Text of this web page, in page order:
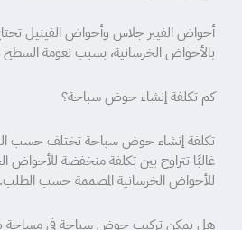
أحواض الفيبر جلاس وأحواض الفينيل
بالأحواض الخرسانية، بسبب نعومة
كم تكلفة إنشاء حوض سباحة؟
تكلفة إنشاء حوض سباحة تختلف حسب
غالبًا تتراوح بين تكلفة منخفضة للأحواض
للأحواض الخرسانية المصممة حسب الطلب.
هل يمكن تركيب حوض سباحة في مساحة